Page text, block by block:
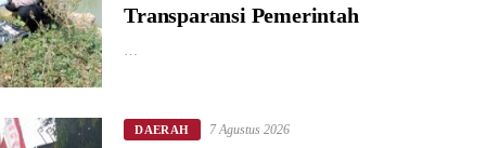
Transparansi Pemerintah
…
DAERAH 7 Agustus 2026